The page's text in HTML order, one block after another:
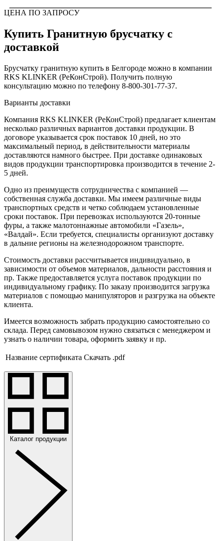
ЦЕНА ПО ЗАПРОСУ
Купить Гранитную брусчатку c
доставкой
Брусчатку гранитную купить в Белгороде можно в компании
RKS KLINKER (РеКонСтрой). Получить полную
консультацию можно по телефону 8-800-301-77-37.
Варианты доставки
Компания RKS KLINKER (РеКонСтрой) предлагает клиентам
несколько различных вариантов доставки продукции. В
договоре указывается срок поставок 10 дней, но это
максимальный период, в действительности материалы
доставляются намного быстрее. При доставке одинаковых
видов продукции транспортировка производится в течение 2-
5 дней.
Одно из преимуществ сотрудничества с компанией —
собственная служба доставки. Мы имеем различные виды
транспортных средств и четко соблюдаем установленные
сроки поставок. При перевозках используются 20-тонные
фуры, а также малотоннажные автомобили «Газель»,
«Валдай». Если требуется, специалисты организуют доставку
в дальние регионы на железнодорожном транспорте.
Стоимость доставки рассчитывается индивидуально, в
зависимости от объемов материалов, дальности расстояния и
пр. Также предоставляется услуга поставок продукции по
индивидуальному графику. По заказу производится загрузка
материалов с помощью манипуляторов и разгрузка на объекте
клиента.
Имеется возможность забрать продукцию самостоятельно со
склада. Перед самовывозом нужно связаться с менеджером и
узнать о наличии товара, оформить заявку и пр.
Название сертификата Скачать .pdf
Каталог продукции